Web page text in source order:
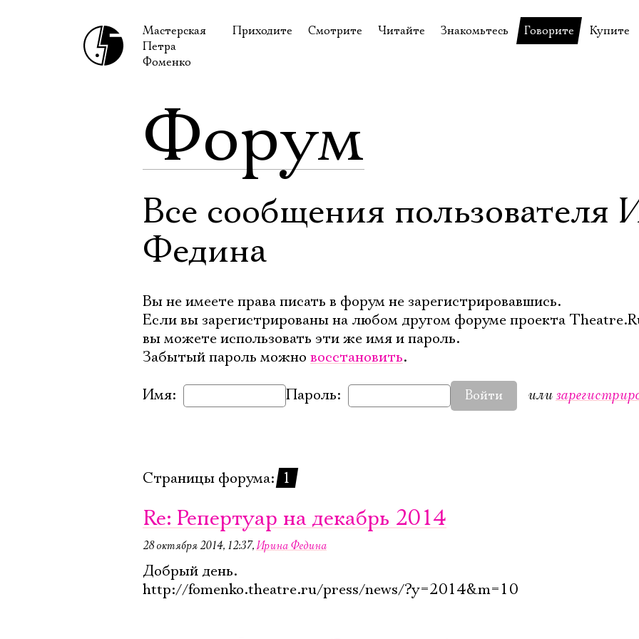
Мастерская
Петра
Фоменко
Приходите
Доступ для инвалидов
Правила посещения
Смотрите
Видеотека
Внеклассные чтения
Читайте
Библиотека Гумилёва
Знакомьтесь
Сотрудники
Говорите
Купите
Форум
Все сообщения пользователя
Федина
Вы не имеете права писать в форум не зарегистрировавшись.
Если вы зарегистрированы на любом другом форуме проекта
вы можете использовать эти же имя и пароль.
Забытый пароль можно восстановить.
Имя: Пароль: Войти или
Страницы форума: 1
Re: Репертуар на декабрь 2014
28 октября 2014, 12:37,Ирина Федина
Добрый день.
http://fomenko.theatre.ru/press/news/?y=2014&m=10